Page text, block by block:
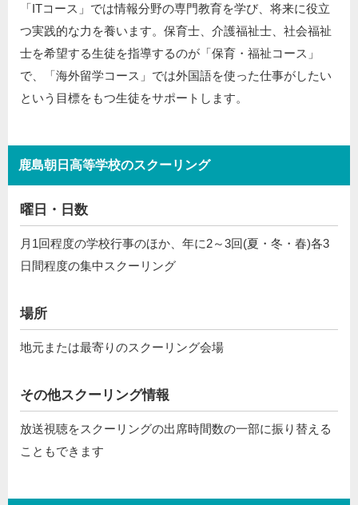
「ITコース」では情報分野の専門教育を学び、将来に役立
つ実践的な力を養います。保育士、介護福祉士、社会福祉
士を希望する生徒を指導するのが「保育・福祉コース」
で、「海外留学コース」では外国語を使った仕事がしたい
という目標をもつ生徒をサポートします。
鹿島朝日高等学校のスクーリング
曜日・日数
月1回程度の学校行事のほか、年に2～3回(夏・冬・春)各3
日間程度の集中スクーリング
場所
地元または最寄りのスクーリング会場
その他スクーリング情報
放送視聴をスクーリングの出席時間数の一部に振り替える
こともできます